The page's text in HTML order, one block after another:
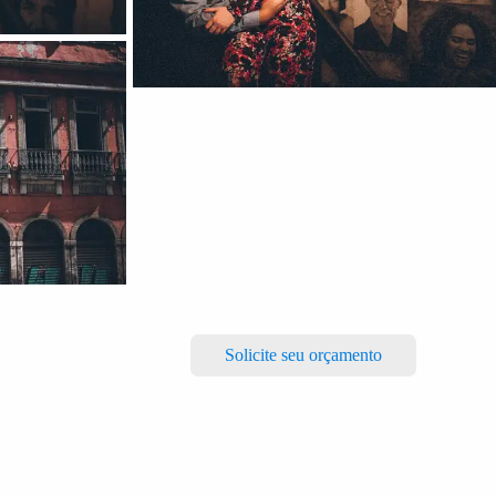
Solicite seu orçamento